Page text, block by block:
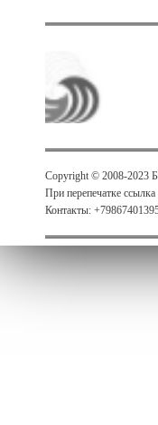
Copyright © 2008-2023
При перепечатке ссылка
Контакты: